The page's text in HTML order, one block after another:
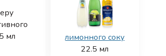
мл
лимонного соку
22.5 мл